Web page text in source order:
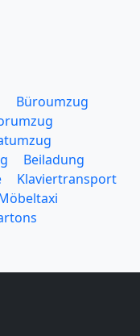
Büroumzug
Beiladung
Klaviertransport